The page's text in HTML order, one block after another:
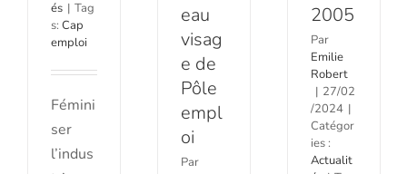
és | Tag
s: Cap
emploi
Fémini
ser
l’indus
2005
Par
Emilie
Robert
| 27/02
/2024 |
Catégor
ies :
Actualit
eau
visag
e de
Pôle
empl
oi
Par